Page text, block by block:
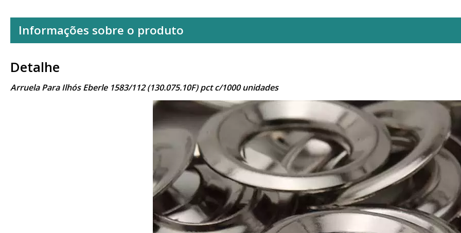
Informações sobre o produto
Detalhe
Arruela Para Ilhós Eberle 1583/112 (130.075.10F) pct c/1000 unidades